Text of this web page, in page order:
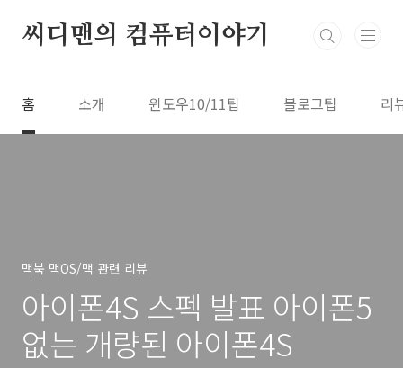
씨디맨의 컴퓨터이야기
홈 소개 윈도우10/11팁 블로그팁 리
맥북 맥OS/맥 관련 리뷰
아이폰4S 스펙 발표 아이폰5
없는 개량된 아이폰4S